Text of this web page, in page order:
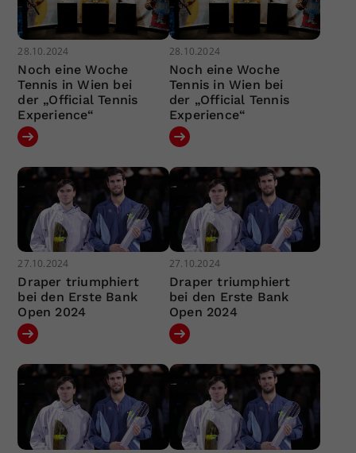
28.10.2024
Noch eine Woche
Tennis in Wien bei
der „Official Tennis
Experience“
28.10.2024
Noch eine Woche
Tennis in Wien bei
der „Official Tennis
Experience“
27.10.2024
Draper triumphiert
bei den Erste Bank
Open 2024
27.10.2024
Draper triumphiert
bei den Erste Bank
Open 2024